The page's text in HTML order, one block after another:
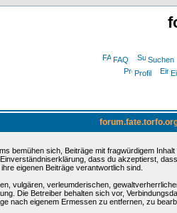
FAQ Suchen
Profil
bemühen sich, Beiträge mit fragwürdigem
dass du akzeptierst,
eigenen Beiträge verantwortlich sind.
vulgären, verleumderischen,
Die Betreiber behalten sich vor,
nach eigenem Ermessen zu entfernen, zu